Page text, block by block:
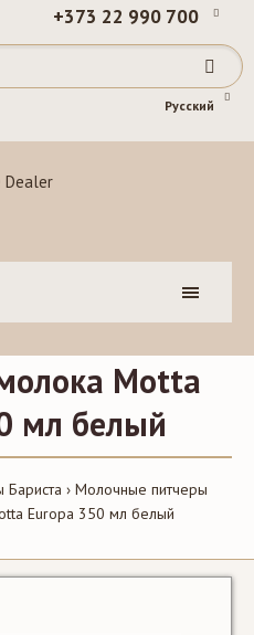
+373 22 990 700
Русский
Motta
мл белый
Бариста
Молочные питчеры
Europa 350 мл белый